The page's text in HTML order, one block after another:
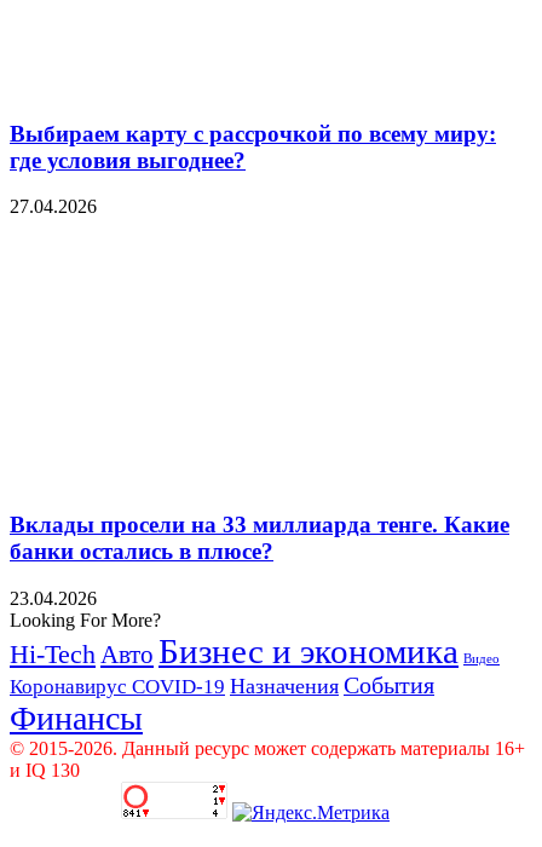
Выбираем карту с рассрочкой по всему миру:
где условия выгоднее?
27.04.2026
Вклады просели на 33 миллиарда тенге. Какие
банки остались в плюсе?
23.04.2026
Looking For More?
Hi-Tech Авто Бизнес и экономика Видео
Коронавирус COVID-19 Назначения События
Финансы
© 2015-2026. Данный ресурс может содержать материалы 16+
и IQ 130